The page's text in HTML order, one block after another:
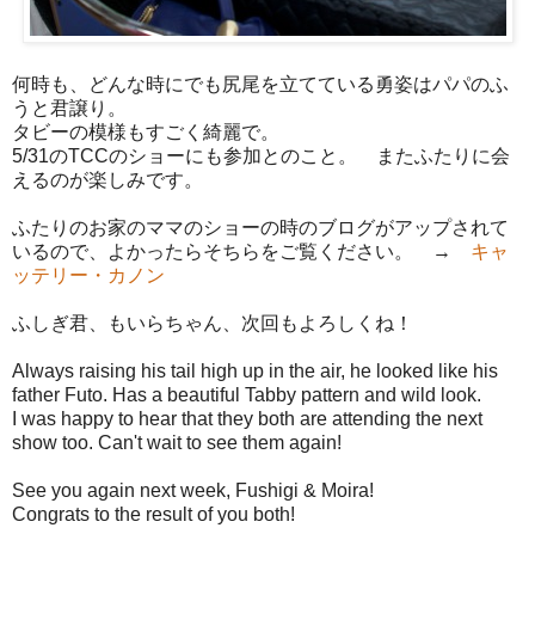
何時も、どんな時にでも尻尾を立てている勇姿はパパのふ
うと君譲り。
タビーの模様もすごく綺麗で。
5/31のTCCのショーにも参加とのこと。 またふたりに会
えるのが楽しみです。
ふたりのお家のママのショーの時のブログがアップされて
いるので、よかったらそちらをご覧ください。 → キャ
ッテリー・カノン
ふしぎ君、もいらちゃん、次回もよろしくね！
Always raising his tail high up in the air, he looked like his
father Futo. Has a beautiful Tabby pattern and wild look.
I was happy to hear that they both are attending the next
show too. Can't wait to see them again!
See you again next week, Fushigi & Moira!
Congrats to the result of you both!